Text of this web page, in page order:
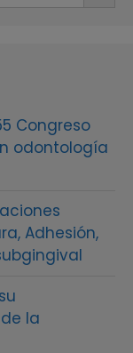
Congreso
odontología
Adhesión,
la